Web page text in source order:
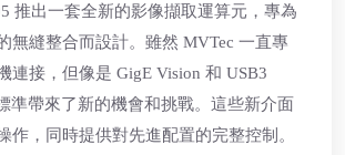
推出一套全新的影像擷取運算元，專為
無縫整合而設計。雖然 MVTec 一直專
連接，但像是 GigE Vision 和 USB3
準帶來了新的機會和挑戰。這些新介面
作，同時提供對先進配置的完整控制。